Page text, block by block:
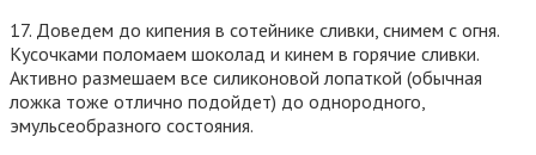
17. Доведем до кипения в сотейнике сливки, снимем с огня.
Кусочками поломаем шоколад и кинем в горячие сливки.
Активно размешаем все силиконовой лопаткой (обычная
ложка тоже отлично подойдет) до однородного,
эмульсеобразного состояния.